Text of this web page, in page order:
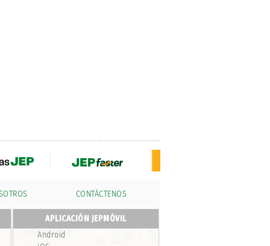
CONTÁCTENOS
APLICACIÓN JEPMÓVIL
Android